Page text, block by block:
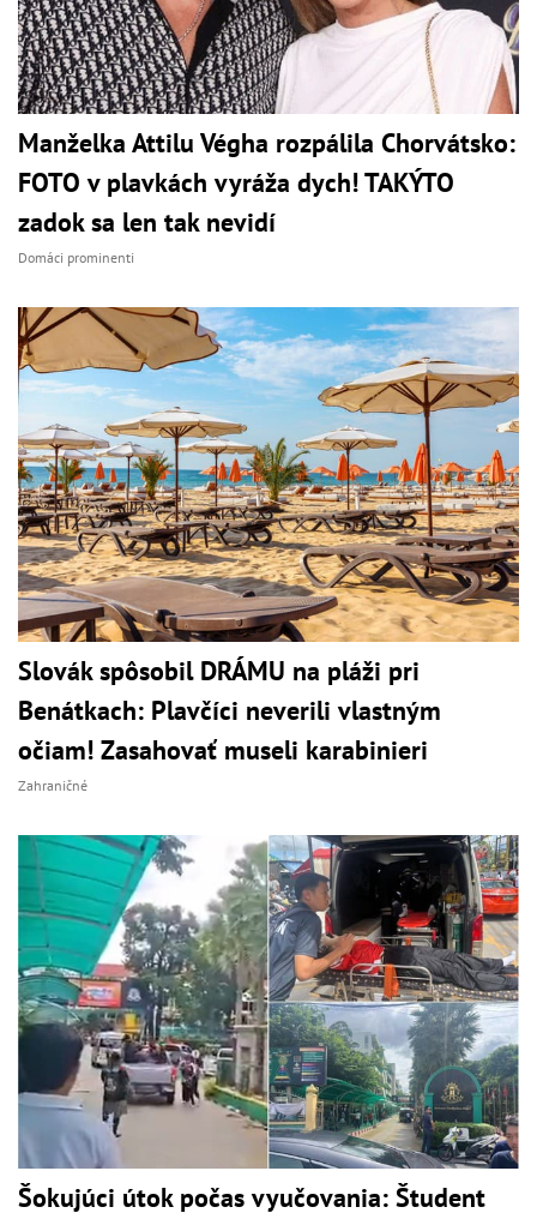
Manželka Attilu Végha rozpálila Chorvátsko:
FOTO v plavkách vyráža dych! TAKÝTO
zadok sa len tak nevidí
Domáci prominenti
Slovák spôsobil DRÁMU na pláži pri
Benátkach: Plavčíci neverili vlastným
očiam! Zasahovať museli karabinieri
Zahraničné
Šokujúci útok počas vyučovania: Študent